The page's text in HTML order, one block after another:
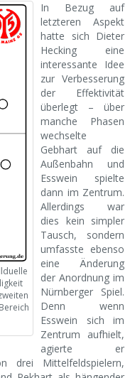
In Bezug auf
letzteren Aspekt
hatte sich Dieter
Hecking eine
interessante Idee
zur Verbesserung
der Effektivität
überlegt – über
manche Phasen
wechselte
Gebhart auf die
Außenbahn und
Esswein spielte
dann im Zentrum.
Allerdings war
dies kein simpler
Tausch, sondern
umfasste ebenso
eine Änderung
der Anordnung im
Nürnberger Spiel.
Denn wenn
Esswein sich im
Zentrum aufhielt,
agierte er
drei Mittelfeldspielern,